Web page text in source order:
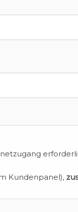
Kundenpanel),